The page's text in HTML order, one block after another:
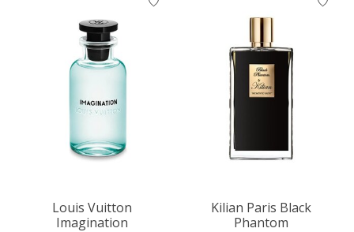
Louis Vuitton
Imagination
Kilian Paris Black
Phantom